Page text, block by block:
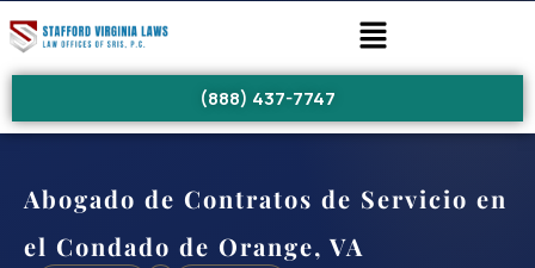
(888) 437-7747
Abogado de Contratos de Servicio en
el Condado de Orange, VA